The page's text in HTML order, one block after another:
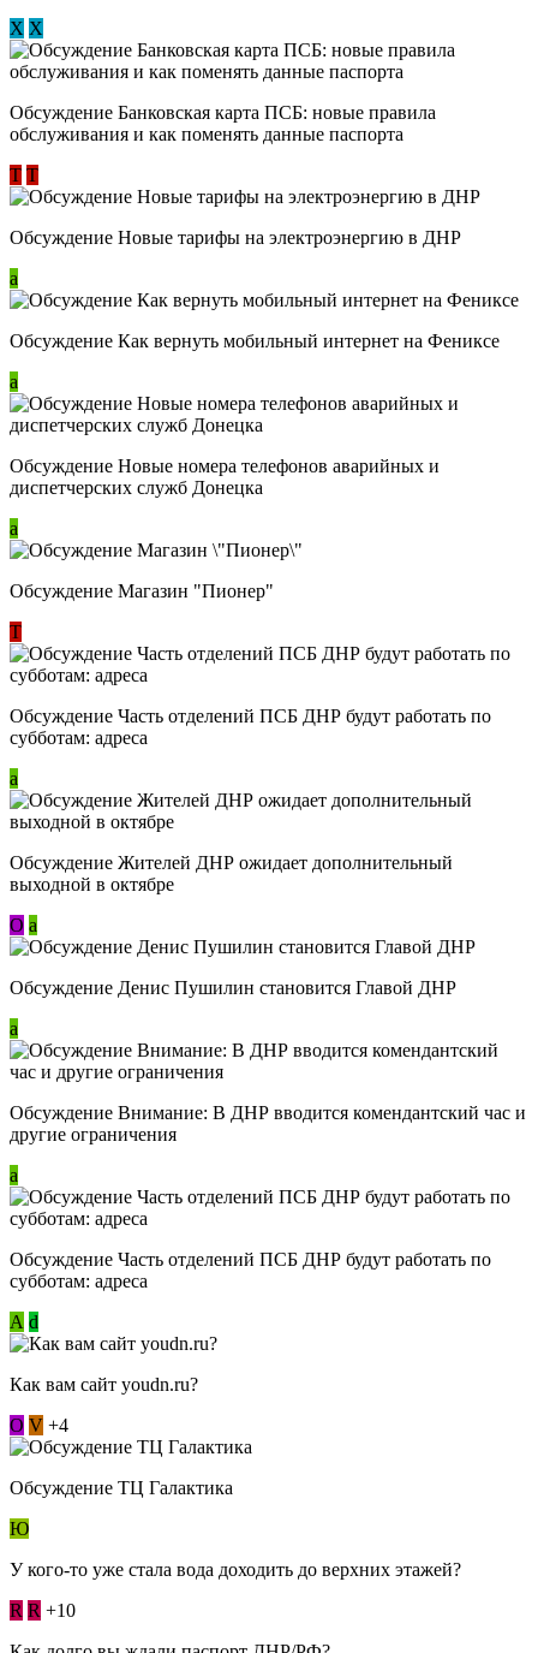
Х Х
Обсуждение ​Банковская карта ПСБ: новые правила
обслуживания и как поменять данные паспорта
Т Т
Обсуждение Новые тарифы на электроэнергию в ДНР
a
Обсуждение Как вернуть мобильный интернет на Фениксе
a
Обсуждение Новые номера телефонов аварийных и
диспетчерских служб Донецка
a
Обсуждение Магазин "Пионер"
Т
Обсуждение Часть отделений ПСБ ДНР будут работать по
субботам: адреса
a
Обсуждение Жителей ДНР ожидает дополнительный
выходной в октябре
О a
Обсуждение Денис Пушилин становится Главой ДНР
a
Обсуждение Внимание: В ДНР вводится комендантский час и
другие ограничения
a
Обсуждение Часть отделений ПСБ ДНР будут работать по
субботам: адреса
А d
Как вам сайт youdn.ru?
О V +4
Обсуждение ТЦ Галактика
Ю
У кого-то уже стала вода доходить до верхних этажей?
R R +10